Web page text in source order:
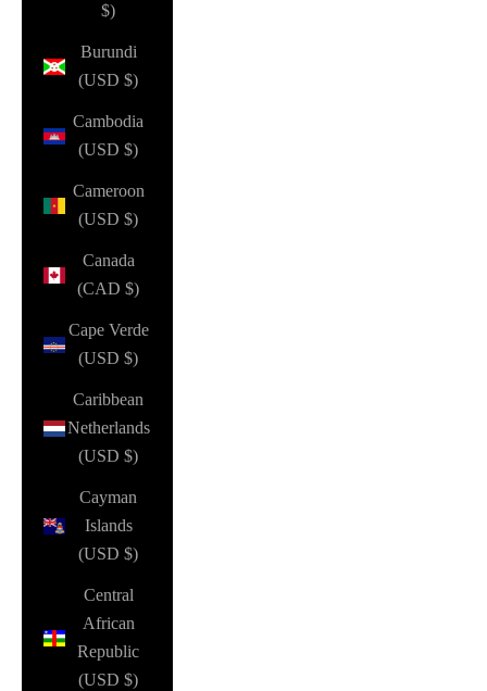
$)
Burundi
(USD $)
Cambodia
(USD $)
Cameroon
(USD $)
Canada
(CAD $)
Cape Verde
(USD $)
Caribbean
Netherlands
(USD $)
Cayman
Islands
(USD $)
Central
African
Republic
(USD $)